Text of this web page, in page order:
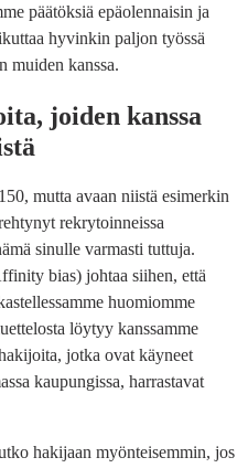
päätöksiä epäolennaisin ja
hyvinkin paljon työssä
muiden kanssa.
joiden kanssa
mutta avaan niistä esimerkin
rekrytoinneissa
sinulle varmasti tuttuja.
bias) johtaa siihen, että
huomiomme
löytyy kanssamme
jotka ovat käyneet
kaupungissa, harrastavat
hakijaan myönteisemmin, jos